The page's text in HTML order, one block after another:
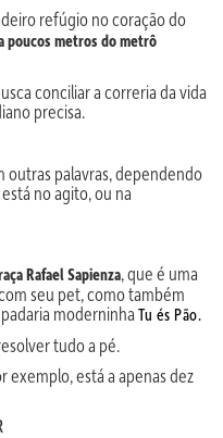
refúgio no coração do
poucos metros do metrô
conciliar a correria da vida
precisa.
outras palavras, dependendo
no agito, ou na
Rafael Sapienza, que é uma
seu pet, como também
moderninha Tu és Pão.
tudo a pé.
exemplo, está a apenas dez